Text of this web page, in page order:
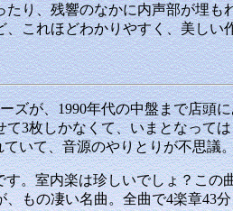
り、残響のなかに内声部が埋も
これほどわかりやすく、美しい
ズが、1990年代の中盤まで店頭
3枚しかなくて、いまとなって
いて、音源のやりとりが不思議
。室内楽は珍しいでしょ？この
もの凄い名曲。全曲で4楽章43